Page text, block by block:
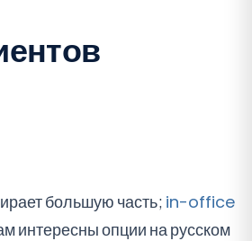
большую часть; in-office
интересны опции на русском